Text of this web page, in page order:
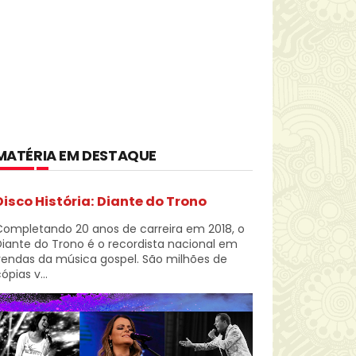
EM DESTAQUE
História: Diante do Trono
20 anos de carreira em 2018, o
do Trono é o recordista nacional em
da música gospel. São milhões de
v...